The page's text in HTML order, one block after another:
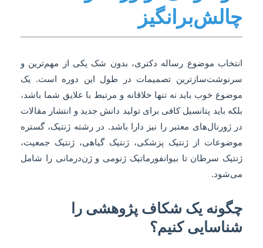
چالش‌برانگیز
انتخاب موضوع رساله دکتری، بدون شک یکی از مهم‌ترین و
سرنوشت‌سازترین تصمیمات در طول این دوره است. یک
موضوع خوب باید نه تنها خلاقانه و مرتبط با علایق شما باشد،
بلکه باید پتانسیل کافی برای تولید دانش جدید و انتشار مقالات
در ژورنال‌های معتبر را نیز دارا باشد. در رشته ژنتیک، گستره
موضوعات از ژنتیک پزشکی، ژنتیک گیاهی، ژنتیک جمعیت،
ژنتیک سرطان تا بیوانفورماتیک ژنومی و ژن‌درمانی را شامل
می‌شود.
چگونه یک شکاف پژوهشی را
شناسایی کنیم؟